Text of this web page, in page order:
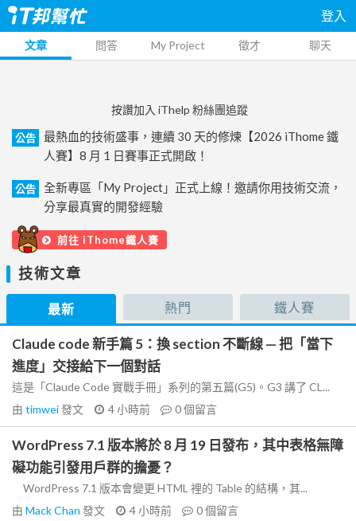
登入
文章 問答 My Project 徵才 聊天
按讚加入 iThelp 粉絲團追蹤
公告
最熱血的技術盛事，連續 30 天的修煉【2026 iThome 鐵
人賽】8 月 1 日賽事正式開啟！
公告
全新專區「My Project」正式上線！邀請你用技術交流，
分享最真實的開發經驗
前往 iThome鐵人賽
技術文章
最新 熱門 鐵人賽
Claude code 新手篇 5：換 section 不斷線 — 把「當下
進度」交接給下一個對話
這是「Claude Code 實戰手冊」系列的第五篇(G5)。G3 講了 CL...
由 timwei發文 4 小時前 0個留言
WordPress 7.1 版本將於 8 月 19 日發布，其中表格無障
礙功能引發用戶群的擔憂？
WordPress 7.1 版本會變更 HTML 裡的 Table 的結構，其...
由 Mack Chan 發文 4 小時前 0個留言